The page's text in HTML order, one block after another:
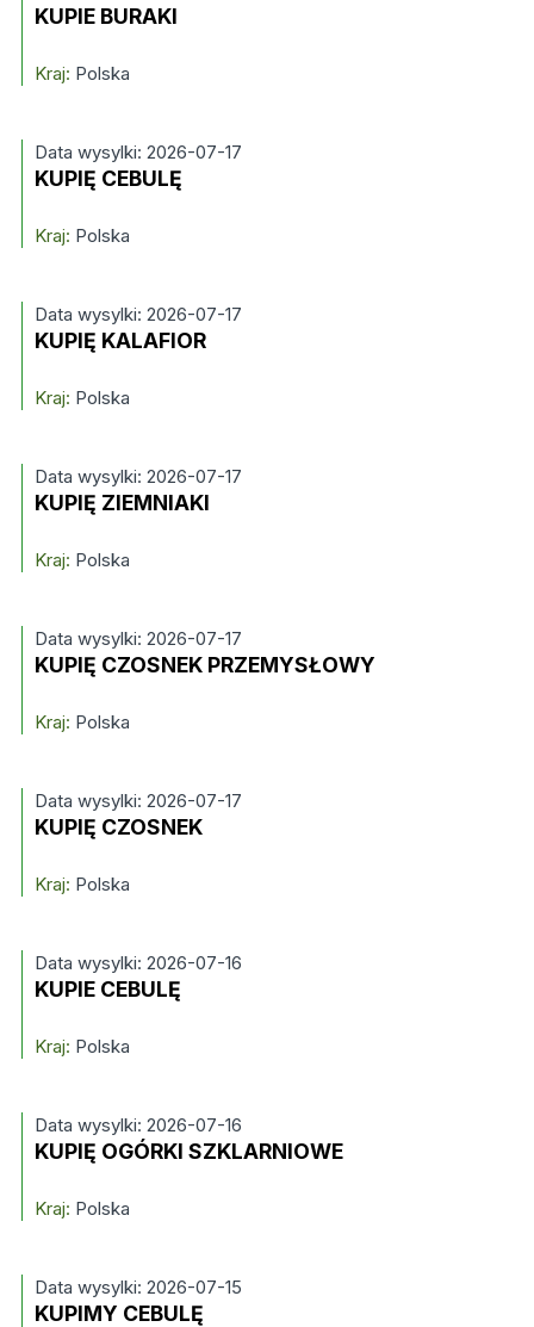
KUPIE BURAKI
Kraj: Polska
Data wysylki: 2026-07-17
KUPIĘ CEBULĘ
Kraj: Polska
Data wysylki: 2026-07-17
KUPIĘ KALAFIOR
Kraj: Polska
Data wysylki: 2026-07-17
KUPIĘ ZIEMNIAKI
Kraj: Polska
Data wysylki: 2026-07-17
KUPIĘ CZOSNEK PRZEMYSŁOWY
Kraj: Polska
Data wysylki: 2026-07-17
KUPIĘ CZOSNEK
Kraj: Polska
Data wysylki: 2026-07-16
KUPIE CEBULĘ
Kraj: Polska
Data wysylki: 2026-07-16
KUPIĘ OGÓRKI SZKLARNIOWE
Kraj: Polska
Data wysylki: 2026-07-15
KUPIMY CEBULĘ